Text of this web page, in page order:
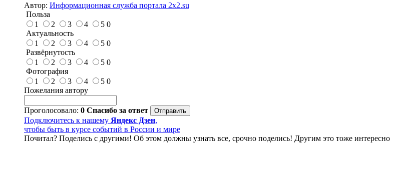
Автор: Информационная служба портала 2x2.su
Польза
1
2 3 4 5 0
Актуальность
1
2 3 4 5 0
Развёрнутость
1
2 3 4 5 0
Фотография
1
2 3 4 5 0
Пожелания автору
Проголосовало: 0 Спасибо за ответ
Подключитесь к нашему Яндекс Дзен,
чтобы быть в курсе событий в России и мире
Почитал? Поделись с другими! Об этом должны узнать все, срочно поделись! Другим это тоже интересно